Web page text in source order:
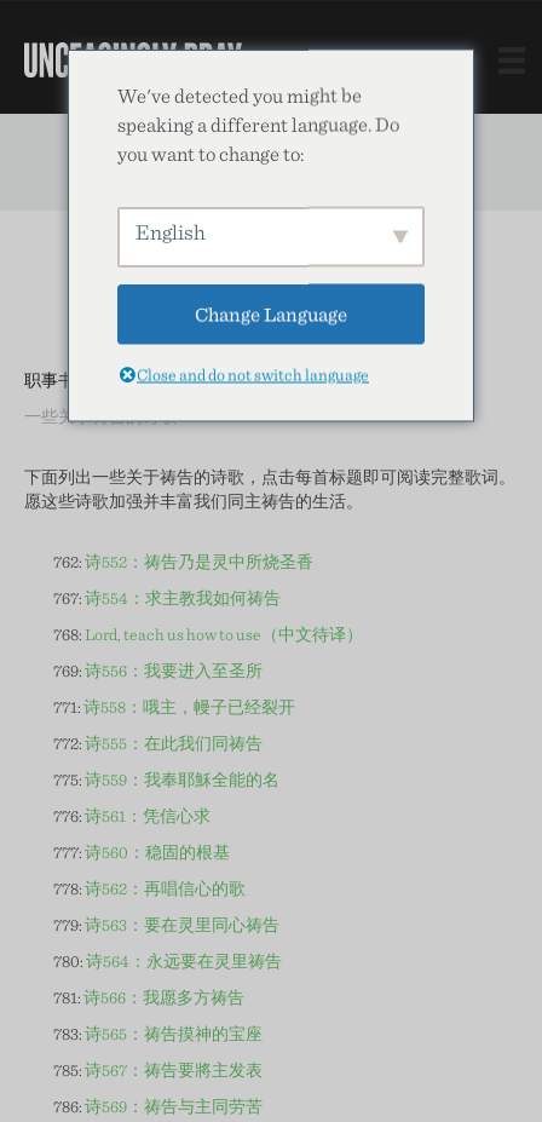
职事书报
一些关于祷告的诗歌
下面列出一些关于祷告的诗歌，点击每首标题即可阅读完整歌词。
愿这些诗歌加强并丰富我们同主祷告的生活。
762:诗552：祷告乃是灵中所烧圣香
767:诗554：求主教我如何祷告
768:Lord, teach us how to use（中文待译）
769:诗556：我要进入至圣所
771:诗558：哦主，幔子已经裂开
772:诗555：在此我们同祷告
775:诗559：我奉耶穌全能的名
776:诗561：凭信心求
777:诗560：稳固的根基
778:诗562：再唱信心的歌
779:诗563：要在灵里同心祷告
780:诗564：永远要在灵里祷告
781:诗566：我愿多方祷告
783:诗565：祷告摸神的宝座
785:诗567：祷告要將主发表
786:诗569：祷告与主同劳苦
We've detected you might be
speaking a different language. Do
you want to change to:
English
Change Language
Close and do not switch language